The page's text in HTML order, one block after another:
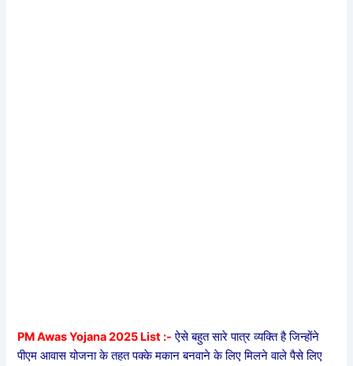
PM Awas Yojana 2025 List :- ऐसे बहुत सारे पात्र व्यक्ति है जिन्होंने
पीएम आवास योजना के तहत पक्के मकान बनवाने के लिए मिलने वाले पैसे लिए